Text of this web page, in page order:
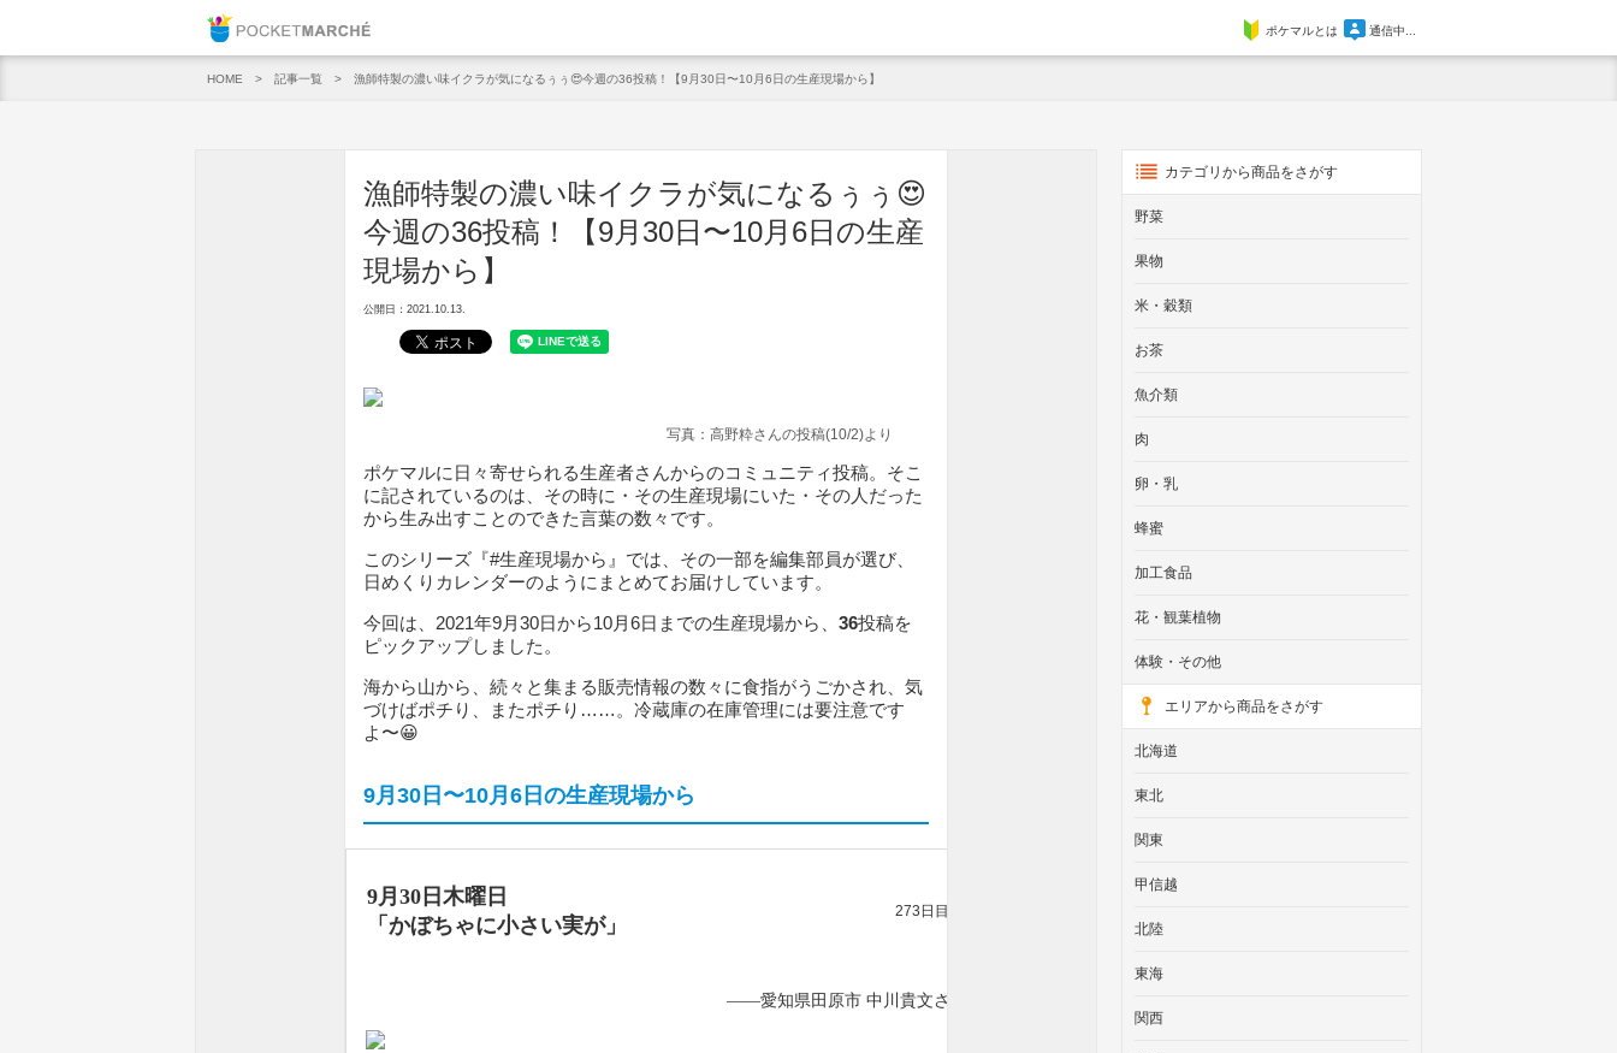
ポケマルとは 通信中...
HOME 記事一覧 漁師特製の濃い味イクラが気になるぅぅ😍今週の36投稿！【9月30日〜10月6日の生産現場から】
漁師特製の濃い味イクラが気になるぅぅ😍
今週の36投稿！【9月30日〜10月6日の生産
現場から】
公開日：2021.10.13.
写真：高野粋さんの投稿(10/2)より
ポケマルに日々寄せられる生産者さんからのコミュニティ投稿。そこ
に記されているのは、その時に・その生産現場にいた・その人だった
から生み出すことのできた言葉の数々です。
このシリーズ『#生産現場から』では、その一部を編集部員が選び、
日めくりカレンダーのようにまとめてお届けしています。
今回は、2021年9月30日から10月6日までの生産現場から、 36投稿を
ピックアップしました。
海から山から、続々と集まる販売情報の数々に食指がうごかされ、気
づけばポチり、またポチり……。冷蔵庫の在庫管理には要注意です
よ〜😀
9月30日〜10月6日の生産現場から
9月30日木曜日
「かぼちゃに小さい実が」
273日目
——愛知県田原市 中川貴文さん
カテゴリから商品をさがす
野菜
果物
米・穀類
お茶
魚介類
肉
卵・乳
蜂蜜
加工食品
花・観葉植物
体験・その他
エリアから商品をさがす
北海道
東北
関東
甲信越
北陸
東海
関西